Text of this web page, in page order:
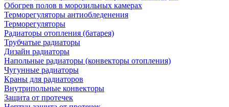
Обогрев полов в морозильных камерах
Терморегуляторы антиобледенения
Терморегуляторы
Радиаторы отопления (батарея)
Трубчатые радиаторы
Дизайн радиаторы
Напольные радиаторы (конвекторы отопления)
Чугунные радиаторы
Краны для радиаторов
Внутрипольные конвекторы
Защита от протечек